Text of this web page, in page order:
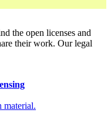
the open licenses and
their work. Our legal
material.